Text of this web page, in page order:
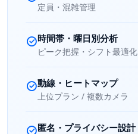
定員・混雑管理
時間帯・曜日別分析
ピーク把握・シフト最適化
動線・ヒートマップ
上位プラン / 複数カメラ
匿名・プライバシー設計